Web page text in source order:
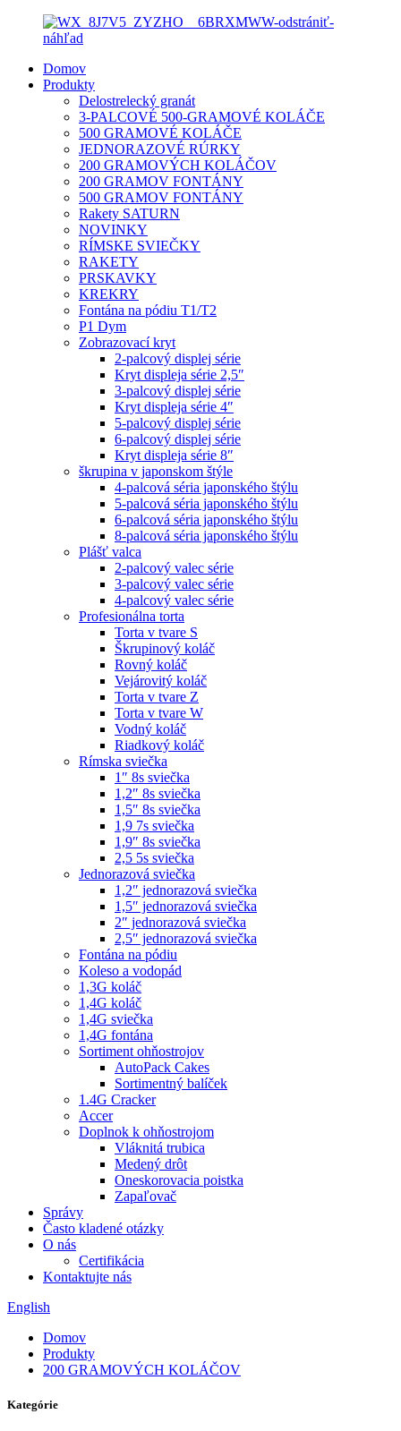
Domov
Produkty
Delostrelecký granát
3-PALCOVÉ 500-GRAMOVÉ KOLÁČE
500 GRAMOVÉ KOLÁČE
JEDNORAZOVÉ RÚRKY
200 GRAMOVÝCH KOLÁČOV
200 GRAMOV FONTÁNY
500 GRAMOV FONTÁNY
Rakety SATURN
NOVINKY
RÍMSKE SVIEČKY
RAKETY
PRSKAVKY
KREKRY
Fontána na pódiu T1/T2
P1 Dym
Zobrazovací kryt
2-palcový displej série
Kryt displeja série 2,5″
3-palcový displej série
Kryt displeja série 4″
5-palcový displej série
6-palcový displej série
Kryt displeja série 8″
škrupina v japonskom štýle
4-palcová séria japonského štýlu
5-palcová séria japonského štýlu
6-palcová séria japonského štýlu
8-palcová séria japonského štýlu
Plášť valca
2-palcový valec série
3-palcový valec série
4-palcový valec série
Profesionálna torta
Torta v tvare S
Škrupinový koláč
Rovný koláč
Vejárovitý koláč
Torta v tvare Z
Torta v tvare W
Vodný koláč
Riadkový koláč
Rímska sviečka
1″ 8s sviečka
1,2″ 8s sviečka
1,5″ 8s sviečka
1,9 7s sviečka
1,9″ 8s sviečka
2,5 5s sviečka
Jednorazová sviečka
1,2″ jednorazová sviečka
1,5″ jednorazová sviečka
2″ jednorazová sviečka
2,5″ jednorazová sviečka
Fontána na pódiu
Koleso a vodopád
1,3G koláč
1,4G koláč
1,4G sviečka
1,4G fontána
Sortiment ohňostrojov
AutoPack Cakes
Sortimentný balíček
1.4G Cracker
Accer
Doplnok k ohňostrojom
Vláknitá trubica
Medený drôt
Oneskorovacia poistka
Zapaľovač
Správy
Často kladené otázky
O nás
Certifikácia
Kontaktujte nás
English
Domov
Produkty
200 GRAMOVÝCH KOLÁČOV
Kategórie